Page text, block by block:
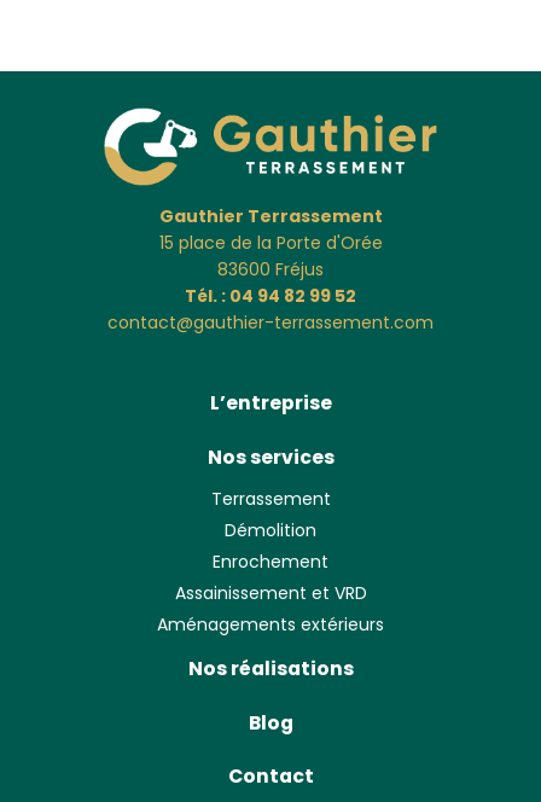
Gauthier Terrassement
15 place de la Porte d'Orée
83600 Fréjus
Tél. : 04 94 82 99 52
contact@gauthier-terrassement.com
L’entreprise
Nos services
Terrassement
Démolition
Enrochement
Assainissement et VRD
Aménagements extérieurs
Nos réalisations
Blog
Contact